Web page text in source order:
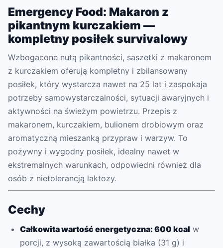
Emergency Food: Makaron z
pikantnym kurczakiem —
kompletny posiłek survivalowy
Wzbogacone nutą pikantności, saszetki z makaronem
z kurczakiem oferują kompletny i zbilansowany
posiłek, który wystarcza nawet na 25 lat i zaspokaja
potrzeby samowystarczalności, sytuacji awaryjnych i
aktywności na świeżym powietrzu. Przepis z
makaronem, kurczakiem, bulionem drobiowym oraz
aromatyczną mieszanką przypraw i warzyw. To
pożywny i wygodny posiłek, idealny nawet w
ekstremalnych warunkach, odpowiedni również dla
osób z nietolerancją laktozy.
Cechy
Całkowita wartość energetyczna: 600 kcal w
porcji, z wysoką zawartością białka (31 g) i